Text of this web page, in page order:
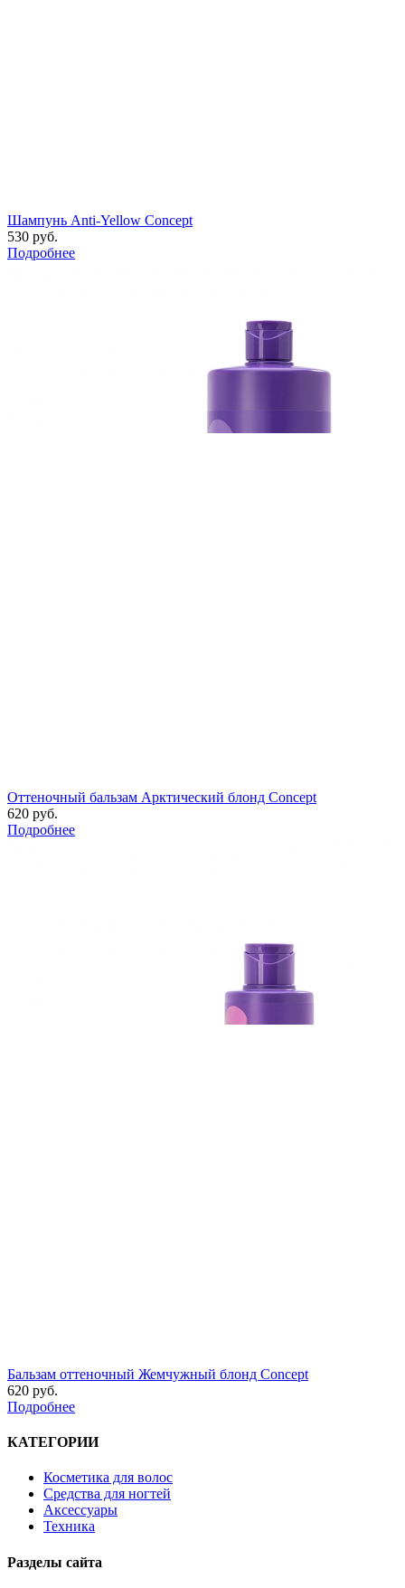
Шампунь Anti-Yellow Concept
530 руб.
Подробнее
Оттеночный бальзам Арктический блонд Concept
620 руб.
Подробнее
Бальзам оттеночный Жемчужный блонд Concept
620 руб.
Подробнее
КАТЕГОРИИ
Косметика для волос
Средства для ногтей
Аксессуары
Техника
Разделы сайта